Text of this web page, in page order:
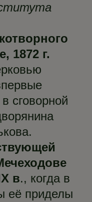
1872 г.
сговорной
в., когда в
её приделы